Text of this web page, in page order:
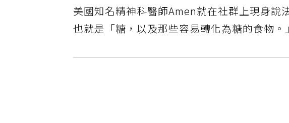
美國知名精神科醫師Amen就在社群上現身說
也就是「糖，以及那些容易轉化為糖的食物。」